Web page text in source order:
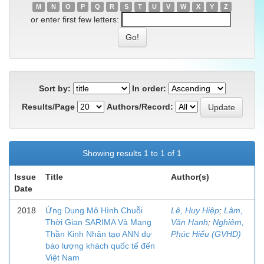
M
N O P Q R S T U V W X Y Z
or enter first few letters:
Sort by:
In order:
Results/Page
Authors/Record:
Showing results 1 to 1 of 1
Issue
Date
Title Author(s)
2018
Ứng Dụng Mô Hình Chuỗi
Thời Gian SARIMA Và Mạng
Thần Kinh Nhân tạo ANN dự
báo lượng khách quốc tế đến
Việt Nam
Lê, Huy Hiệp; Lâm,
Văn Hạnh; Nghiêm,
Phúc Hiếu (GVHD)